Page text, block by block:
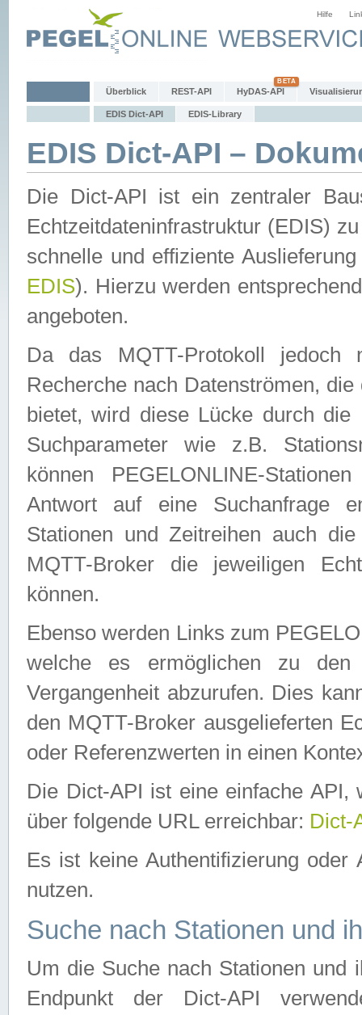
Hilfe
Überblick REST-API HyDAS-API
EDIS Dict-API EDIS-Library
EDIS Dict-API –
Die Dict-API ist ein zentraler
Echtzeitdateninfrastruktur (EDIS)
schnelle und effiziente
EDIS). Hierzu werden
angeboten.
Da das MQTT-Protokoll jedoch
Recherche nach Datenströmen,
bietet, wird diese Lücke durch die
Suchparameter wie z.B.
können PEGELONLINE-
Antwort auf eine Suchanfrage
Stationen und Zeitreihen auch
MQTT-Broker die jeweiligen
können.
Ebenso werden Links zum
welche es ermöglichen zu den
Vergangenheit abzurufen. Dies
den MQTT-Broker ausgelieferten
oder Referenzwerten in einen
Die Dict-API ist eine einfache API,
über folgende URL erreichbar: Dict-
Es ist keine Authentifizierung
nutzen.
Suche nach Stationen und
Um die Suche nach Stationen und
Endpunkt der Dict-API